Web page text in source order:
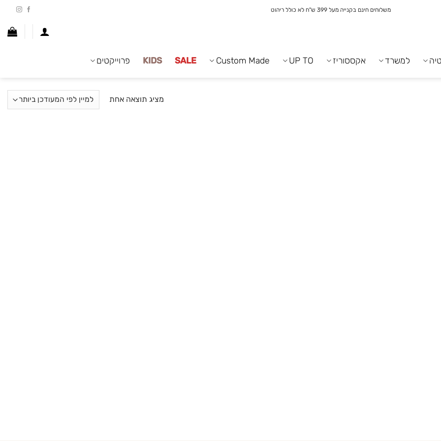
משלוחים חינם בקנייה מעל 399 ש"ח לא כולל ריהוט
למשרד אקססוריז UP TO
Custom Made
SALE
KIDS פרוייקטים
מציג תוצאה אחת